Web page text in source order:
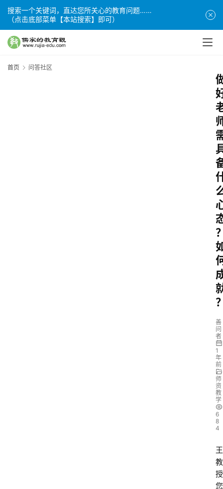
搜索一个关键词，直达您所关心的教育问题……
（点击底部菜单【本站搜索】即可）
首页 问答社区
善
问
者
1
年
前
师
资
教
学
6
8
4
王
教
授
您